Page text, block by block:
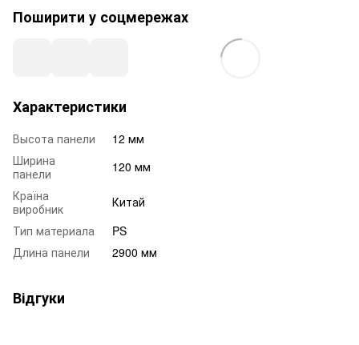
Поширити у соцмережах
Характеристики
Высота панели
12 мм
Ширина
панели
120 мм
Країна
виробник
Китай
Тип материала
PS
Длина панели
2900 мм
Відгуки